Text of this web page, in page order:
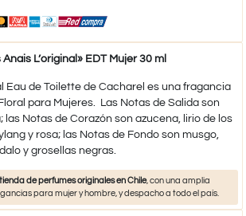
L’original» EDT Mujer 30 ml
Eau de Toilette de Cacharel es una fragancia
para Mujeres. Las Notas de Salida son
las Notas de Corazón son azucena, lirio de los
y rosa; las Notas de Fondo son musgo,
y grosellas negras.
tienda de perfumes originales en Chile, con una amplia
para mujer y hombre, y despacho a todo el país.